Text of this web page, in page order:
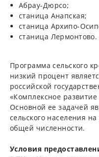
Абрау-Дюрсо;
станица Анапская;
станица Архипо-
станица Лермонтово.
Программа сельского
низкий процент
российской
«Комплексное
Основной ее задачей
сельского населения
общей численности.
Условия